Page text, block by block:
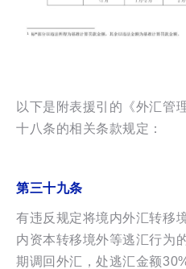
以下是附表援引的《外汇管
十八条的相关条款规定：
第三十九条
有违反规定将境内外汇转移
内资本转移境外等逃汇行为
期调回外汇，处逃汇金额